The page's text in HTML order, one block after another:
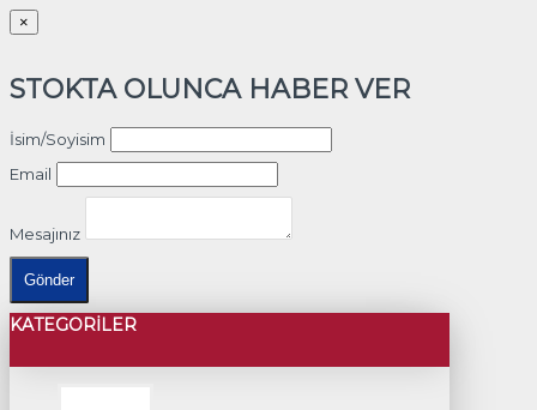
×
STOKTA OLUNCA HABER VER
İsim/Soyisim
Email
Mesajınız
Gönder
KATEGORILER